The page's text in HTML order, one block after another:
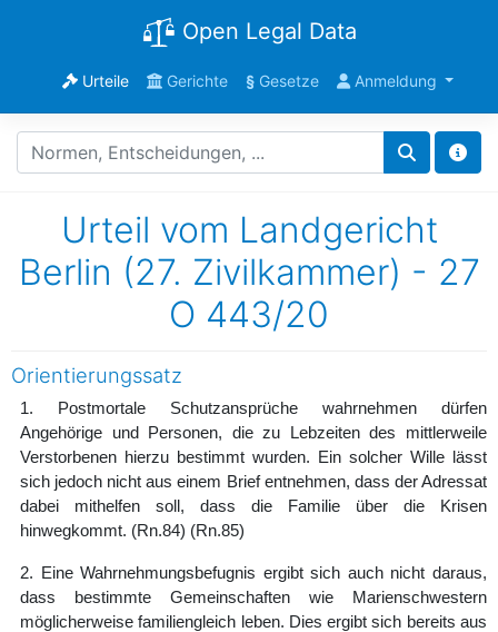
Open Legal Data
Urteile Gerichte §Gesetze Anmeldung
Urteil vom Landgericht
Berlin (27. Zivilkammer) - 27
O 443/20
Orientierungssatz
1. Postmortale Schutzansprüche wahrnehmen dürfen
Angehörige und Personen, die zu Lebzeiten des mittlerweile
Verstorbenen hierzu bestimmt wurden. Ein solcher Wille lässt
sich jedoch nicht aus einem Brief entnehmen, dass der Adressat
dabei mithelfen soll, dass die Familie über die Krisen
hinwegkommt. (Rn.84) (Rn.85)
2. Eine Wahrnehmungsbefugnis ergibt sich auch nicht daraus,
dass bestimmte Gemeinschaften wie Marienschwestern
möglicherweise familiengleich leben. Dies ergibt sich bereits aus